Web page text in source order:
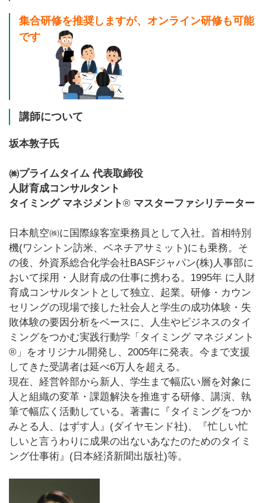
集合研修を推奨しますが、オンライン研修も可能
です
講師について
坂本敦子氏
㈱プライムタイム 代表取締役
人財育成コンサルタント
タイミング マネジメント® マスターファシリテーター
日本航空㈱に国際線客室乗務員として入社。首相特別
機(ワシントン訪米、ベネチアサミット)にも乗務。そ
の後、外資系総合化学会社BASFジャパン(株)人事部に
おいて採用・人財育成の仕事に携わる。1995年 に人財
育成コンサルタントとして独立、起業。研修・カウン
セリングの現場で接した社会人と学生の成功体験・失
敗体験の要因分析をベースに、人生やビジネスのタイ
ミングをつかむ実践行動学「タイミング マネジメント
®」をオリジナル開発し、2005年に発表。今まで支援
してきた受講者は延べ6万人を超える。
現在、経営幹部から新人、学生まで幅広い層を対象に
人と組織の変革・課題解決を推進する研修、講演、執
筆で幅広く活動している。著書に『タイミングをつか
みとる人、はずす人』(ダイヤモンド社)、『忙しい忙
しいと言うわりに成果の出ないあなたのためのタイミ
ング仕事術』(日本経済新聞出版社)等。